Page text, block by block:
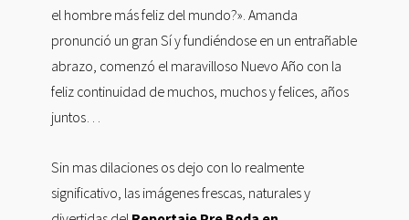
el hombre más feliz del mundo?». Amanda
pronunció un gran Sí y fundiéndose en un entrañable
abrazo, comenzó el maravilloso Nuevo Año con la
feliz continuidad de muchos, muchos y felices, años
juntos…
Sin mas dilaciones os dejo con lo realmente
significativo, las imágenes frescas, naturales y